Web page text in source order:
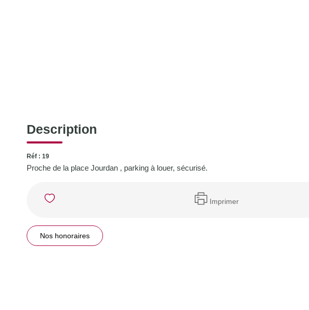
Description
Réf : 19
Proche de la place Jourdan , parking à louer, sécurisé.
Imprimer
Nos honoraires